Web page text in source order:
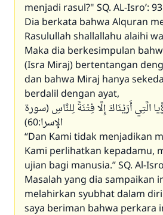
menjadi rasul?" SQ. AL-Isro’: 93
Dia berkata bahwa Alquran
Rasulullah shallallahu alaihi
Maka dia berkesimpulan
(Isra Miraj) bertentangan
dan bahwa Miraj hanya
berdalil dengan ayat,
الَّتِي أَرَيْنَاكَ إِلَّا فِتْنَةً لِلنَّاسِ (سورة
الإسرا:60)
“Dan Kami tidak menjadikan
Kami perlihatkan kepadamu,
ujian bagi manusia.” SQ. Al-
Masalah yang dia sampaikan
melahirkan syubhat dalam
saya beriman bahwa perkara